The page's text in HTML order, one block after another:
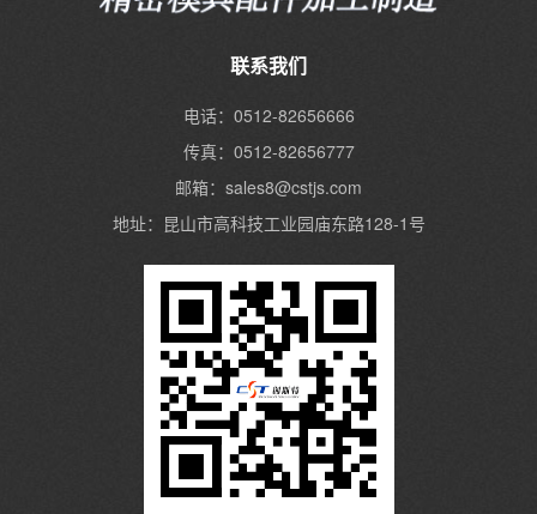
联系我们
电话：0512-82656666
传真：0512-82656777
邮箱：sales8@cstjs.com
地址：昆山市高科技工业园庙东路128-1号